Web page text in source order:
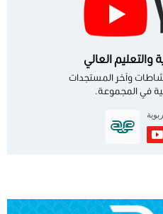
والتعليم العالي
وآخر المستجدات
في المجموعة.